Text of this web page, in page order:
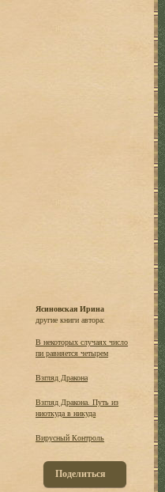
Ясиновская Ирина
другие книги автора:
В некоторых случаях число
пи равняется четырем
Взгляд Дракона
Взгляд Дракона. Путь из
ниоткуда в никуда
Вирусный Контроль
Поделиться